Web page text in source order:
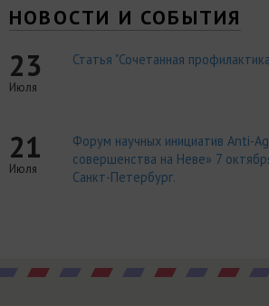
НОВОСТИ И СОБЫТИЯ
23
Июля
Статья "Сочетанная
21
Июля
Форум научных инициатив Anti-
совершенства на Неве» 7
Санкт-Петербург.